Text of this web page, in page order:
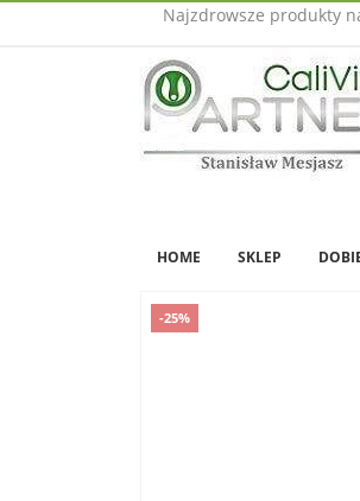
Najzdrowsze produkty
HOME SKLEP
-25%